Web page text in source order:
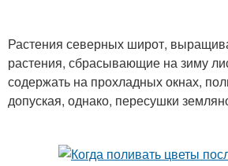
Растения северных широт,
растения, сбрасывающие на зиму
содержать на прохладных окнах,
допуская, однако, пересушки